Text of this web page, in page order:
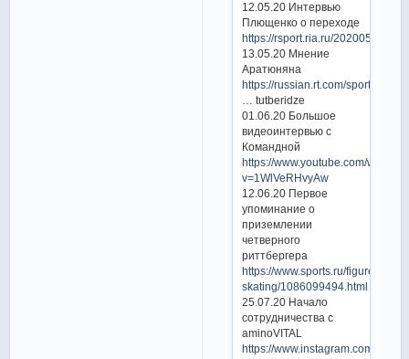
12.05.20 Интервью
Плющенко о переходе
https://rsport.ria.ru/20200512/
13.05.20 Мнение
Аратюняна
https://russian.rt.com/sport/
… tutberidze
01.06.20 Большое
видеоинтервью с
Командной
https://www.youtube.com/watch?
v=1WlVeRHvyAw
12.06.20 Первое
упоминание о
приземлении
четверного
риттбергера
https://www.sports.ru/figure-
skating/1086099494.html
25.07.20 Начало
сотрудничества с
aminoVITAL
https://www.instagram.com/p/